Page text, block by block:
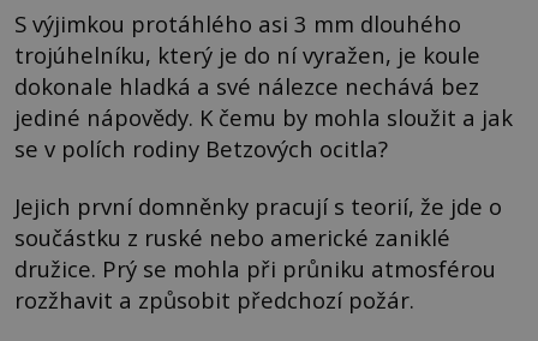
S výjimkou protáhlého asi 3 mm dlouhého
trojúhelníku, který je do ní vyražen, je koule
dokonale hladká a své nálezce nechává bez
jediné nápovědy. K čemu by mohla sloužit a jak
se v polích rodiny Betzových ocitla?
Jejich první domněnky pracují s teorií, že jde o
součástku z ruské nebo americké zaniklé
družice. Prý se mohla při průniku atmosférou
rozžhavit a způsobit předchozí požár.